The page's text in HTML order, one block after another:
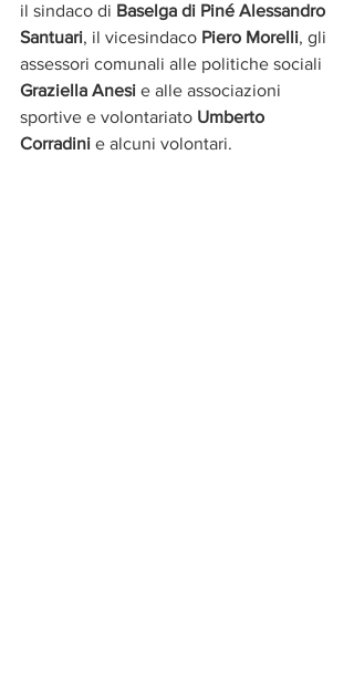
il sindaco di Baselga di Piné Alessandro
Santuari, il vicesindaco Piero Morelli, gli
assessori comunali alle politiche sociali
Graziella Anesi e alle associazioni
sportive e volontariato Umberto
Corradini e alcuni volontari.